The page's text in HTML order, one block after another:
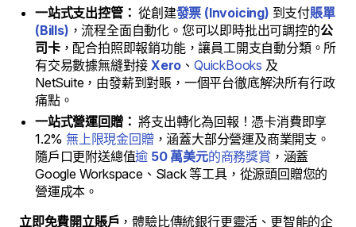
一站式支出控管： 從創建發票 (Invoicing) 到支付賬單
(Bills) ，流程全面自動化。您可以即時批出可調控的公
司卡，配合拍照即報銷功能，讓員工開支自動分類。所
有交易數據無縫對接Xero 、QuickBooks 及
NetSuite，由發薪到對賬，一個平台徹底解決所有行政
痛點。
一站式營運回贈： 將支出轉化為回報！憑卡消費即享
1.2% 無上限現金回贈 ，涵蓋大部分營運及商業開支。
隨戶口更附送總值逾 50 萬美元的商務獎賞 ，涵蓋
Google Workspace、Slack 等工具，從源頭回贈您的
營運成本。
立即免費開立賬戶 ，體驗比傳統銀行更靈活、更智能的企